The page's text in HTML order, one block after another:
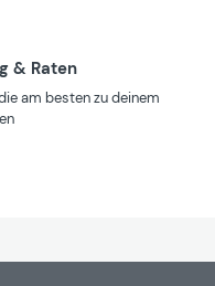
& Raten
am besten zu deinem